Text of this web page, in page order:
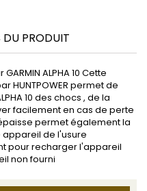
DU PRODUIT
ALPHA 10 Cette
HUNTPOWER permet de
10 des chocs , de la
facilement en cas de perte
permet également la
appareil de l'usure
pour recharger l'appareil
non fourni